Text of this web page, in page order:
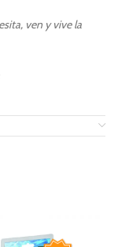
ven y vive la